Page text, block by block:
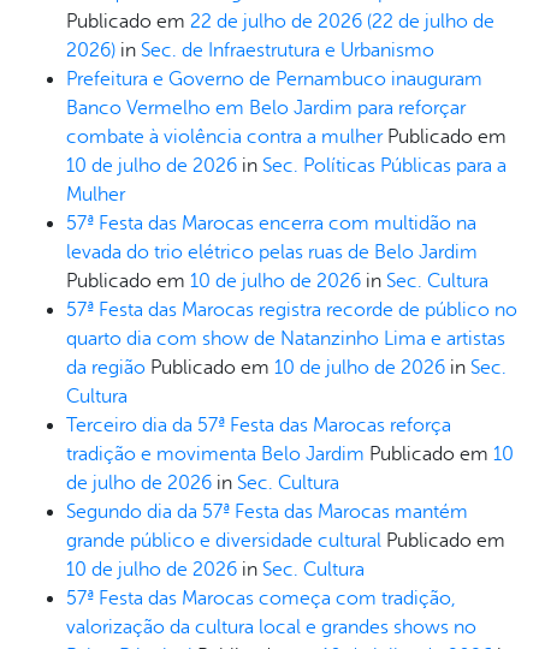
Publicado em 22 de julho de 2026 (22 de julho de
2026) in Sec. de Infraestrutura e Urbanismo
Prefeitura e Governo de Pernambuco inauguram
Banco Vermelho em Belo Jardim para reforçar
combate à violência contra a mulher Publicado em
10 de julho de 2026 in Sec. Políticas Públicas para a
Mulher
57ª Festa das Marocas encerra com multidão na
levada do trio elétrico pelas ruas de Belo Jardim
Publicado em 10 de julho de 2026 in Sec. Cultura
57ª Festa das Marocas registra recorde de público no
quarto dia com show de Natanzinho Lima e artistas
da região Publicado em 10 de julho de 2026 in Sec.
Cultura
Terceiro dia da 57ª Festa das Marocas reforça
tradição e movimenta Belo Jardim Publicado em 10
de julho de 2026 in Sec. Cultura
Segundo dia da 57ª Festa das Marocas mantém
grande público e diversidade cultural Publicado em
10 de julho de 2026 in Sec. Cultura
57ª Festa das Marocas começa com tradição,
valorização da cultura local e grandes shows no